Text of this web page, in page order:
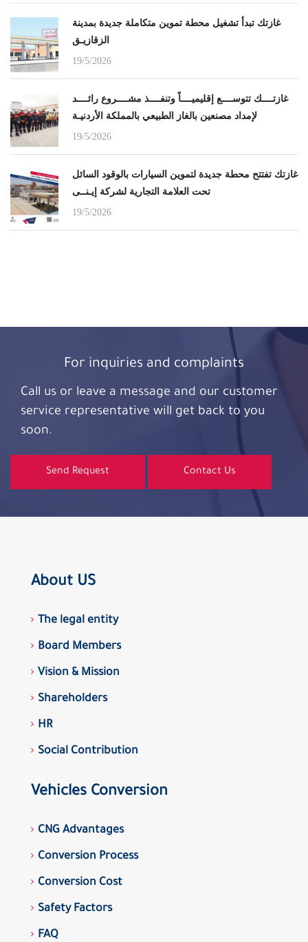
غازتك تبدأ تشغيل محطة تموين متكاملة جديدة بمدينة
الزقازيـق
19/5/2026
غازتــــك تتوســــع إقليميــــاً وتنفــــذ مشــــروع رائــــد
لإمداد مصنعين بالغاز الطبيعي بالمملكة الأردنيـة
19/5/2026
غازتك تفتتح محطة جديدة لتموين السيارات بالوقود السائل
تحت العلامة التجارية لشركة إيـنــى
19/5/2026
For inquiries and complaints
Call us or leave a message and our customer
service representative will get back to you
soon.
Send Request Contact Us
About US
The legal entity
Board Members
Vision & Mission
Shareholders
HR
Social Contribution
Vehicles Conversion
CNG Advantages
Conversion Process
Conversion Cost
Safety Factors
FAQ